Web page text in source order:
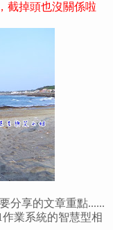
截掉頭也沒關係啦
分享的文章重點......
作業系統的智慧型相